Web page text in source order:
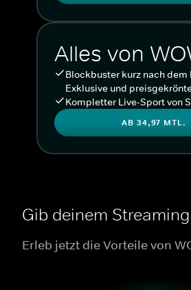
Alles von
Blockbuster kurz nach dem
Exklusive und
Kompletter Live-Sport von
AB 34,97 MTL.
Gib deinem
Erleb jetzt die Vorteile von